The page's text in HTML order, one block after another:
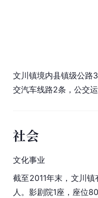
文川镇境内县镇级公路
交汽车线路2条，公交
社会
文化事业
截至2011年末，文川
人。影剧院1座，座位